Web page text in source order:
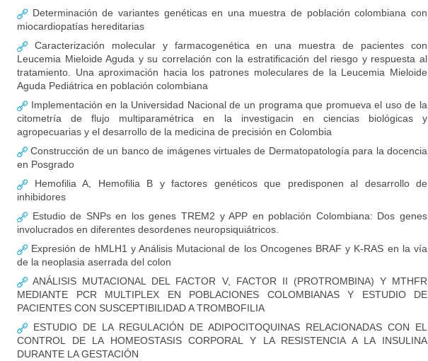
Determinación de variantes genéticas en una muestra de población colombiana con
miocardiopatías hereditarias
Caracterización molecular y farmacogenética en una muestra de pacientes con
Leucemia Mieloide Aguda y su correlación con la estratificación del riesgo y respuesta al
tratamiento. Una aproximación hacia los patrones moleculares de la Leucemia Mieloide
Aguda Pediátrica en población colombiana
Implementación en la Universidad Nacional de un programa que promueva el uso de la
citometría de flujo multiparamétrica en la investigacin en ciencias biológicas y
agropecuarias y el desarrollo de la medicina de precisión en Colombia
Construcción de un banco de imágenes virtuales de Dermatopatología para la docencia
en Posgrado
Hemofilia A, Hemofilia B y factores genéticos que predisponen al desarrollo de
inhibidores
Estudio de SNPs en los genes TREM2 y APP en población Colombiana: Dos genes
involucrados en diferentes desordenes neuropsiquiátricos.
Expresión de hMLH1 y Análisis Mutacional de los Oncogenes BRAF y K-RAS en la vía
de la neoplasia aserrada del colon
ANÁLISIS MUTACIONAL DEL FACTOR V, FACTOR II (PROTROMBINA) Y MTHFR
MEDIANTE PCR MULTIPLEX EN POBLACIONES COLOMBIANAS Y ESTUDIO DE
PACIENTES CON SUSCEPTIBILIDAD A TROMBOFILIA
ESTUDIO DE LA REGULACIÓN DE ADIPOCITOQUINAS RELACIONADAS CON EL
CONTROL DE LA HOMEOSTASIS CORPORAL Y LA RESISTENCIA A LA INSULINA
DURANTE LA GESTACIÓN